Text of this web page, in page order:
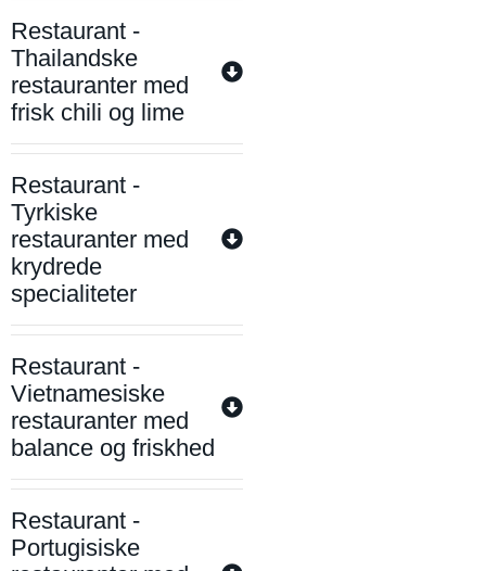
Restaurant -
Thailandske
restauranter med
frisk chili og lime
Restaurant -
Tyrkiske
restauranter med
krydrede
specialiteter
Restaurant -
Vietnamesiske
restauranter med
balance og friskhed
Restaurant -
Portugisiske